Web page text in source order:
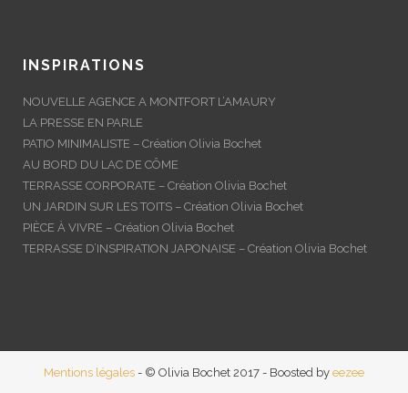
INSPIRATIONS
NOUVELLE AGENCE A MONTFORT L’AMAURY
LA PRESSE EN PARLE
PATIO MINIMALISTE – Création Olivia Bochet
AU BORD DU LAC DE CÔME
TERRASSE CORPORATE – Création Olivia Bochet
UN JARDIN SUR LES TOITS – Création Olivia Bochet
PIÈCE À VIVRE – Création Olivia Bochet
TERRASSE D’INSPIRATION JAPONAISE – Création Olivia Bochet
Mentions légales - © Olivia Bochet 2017 - Boosted by eezee